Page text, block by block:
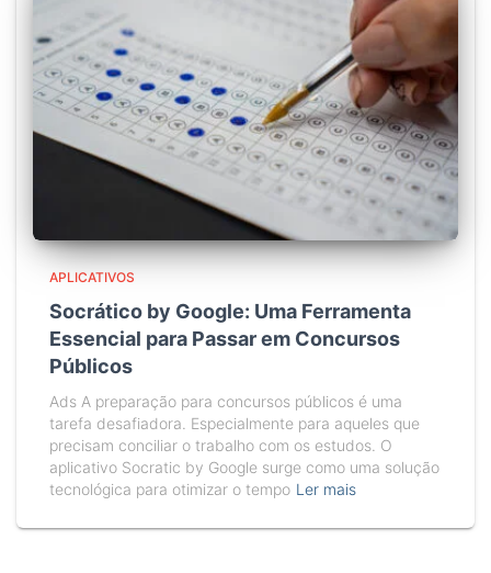
APLICATIVOS
Socrático by Google: Uma Ferramenta
Essencial para Passar em Concursos
Públicos
Ads A preparação para concursos públicos é uma
tarefa desafiadora. Especialmente para aqueles que
precisam conciliar o trabalho com os estudos. O
aplicativo Socratic by Google surge como uma solução
tecnológica para otimizar o tempo Ler mais